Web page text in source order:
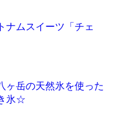
ナムスイーツ「チェ
ヶ岳の天然氷を使った
氷☆